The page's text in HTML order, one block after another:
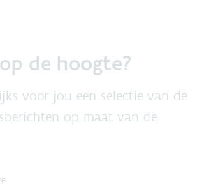
de hoogte?
voor jou een selectie van de
op maat van de